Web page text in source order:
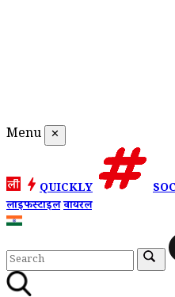
Menu ✕
QUICKLY
लाइफस्टाइलवायरल